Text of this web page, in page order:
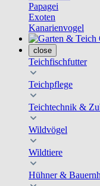
Papagei
Exoten
Kanarienvogel
close
Teichfischfutter
Teichpflege
Teichtechnik &
Wildvögel
Wildtiere
Hühner &